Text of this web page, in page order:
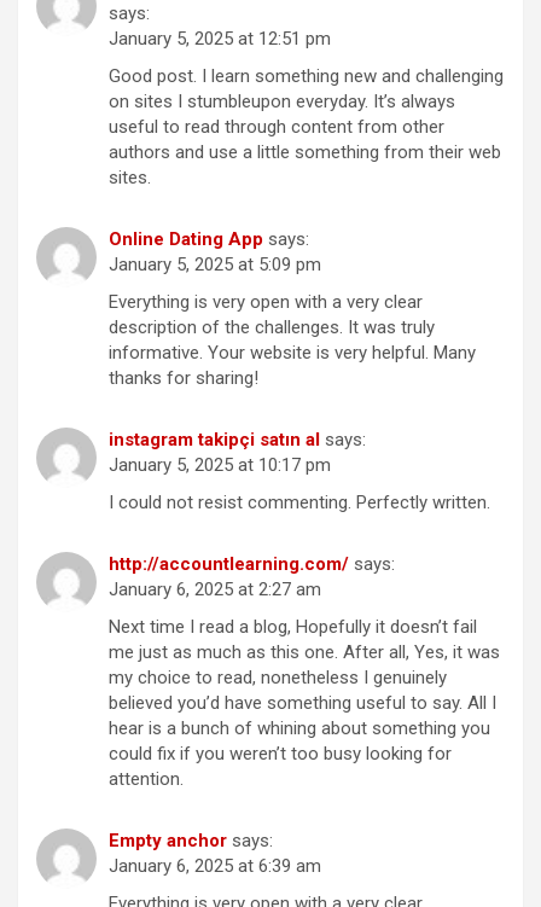
says:
January 5, 2025 at 12:51 pm
Good post. I learn something new and challenging
on sites I stumbleupon everyday. It’s always
useful to read through content from other
authors and use a little something from their web
sites.
Online Dating App says:
January 5, 2025 at 5:09 pm
Everything is very open with a very clear
description of the challenges. It was truly
informative. Your website is very helpful. Many
thanks for sharing!
instagram takipçi satın al says:
January 5, 2025 at 10:17 pm
I could not resist commenting. Perfectly written.
http://accountlearning.com/ says:
January 6, 2025 at 2:27 am
Next time I read a blog, Hopefully it doesn’t fail
me just as much as this one. After all, Yes, it was
my choice to read, nonetheless I genuinely
believed you’d have something useful to say. All I
hear is a bunch of whining about something you
could fix if you weren’t too busy looking for
attention.
Empty anchor says:
January 6, 2025 at 6:39 am